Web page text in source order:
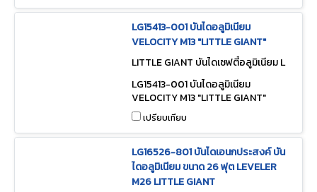
LG15413-001 บันไดอลูมิเนียม
VELOCITY M13 "LITTLE GIANT"
LITTLE GIANT บันไดเซฟตี้อลูมิเนียม L
LG15413-001 บันไดอลูมิเนียม
VELOCITY M13 "LITTLE GIANT"
เปรียบเทียบ
LG16526-801 บันไดเอนกประสงค์ บัน
ไดอลูมิเนียม ขนาด 26 ฟุต LEVELER
M26 LITTLE GIANT